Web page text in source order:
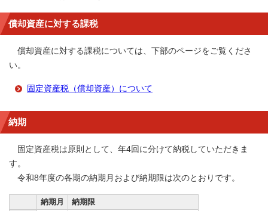
償却資産に対する課税
償却資産に対する課税については、下部のページをご覧くださ
い。
固定資産税（償却資産）について
納期
固定資産税は原則として、年4回に分けて納税していただきま
す。
令和8年度の各期の納期月および納期限は次のとおりです。
納期月
納期限